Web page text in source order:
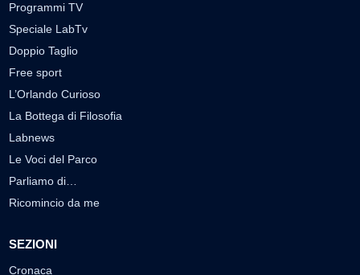
Programmi TV
Speciale LabTv
Doppio Taglio
Free sport
L’Orlando Curioso
La Bottega di Filosofia
Labnews
Le Voci del Parco
Parliamo di…
Ricomincio da me
SEZIONI
Cronaca